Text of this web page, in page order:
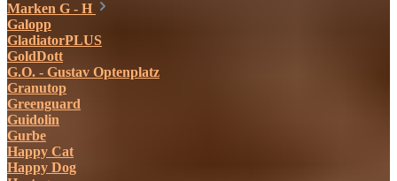
Marken G - H
Galopp
GladiatorPLUS
GoldDott
G.O. - Gustav Optenplatz
Granutop
Greenguard
Guidolin
Gurbe
Happy Cat
Happy Dog